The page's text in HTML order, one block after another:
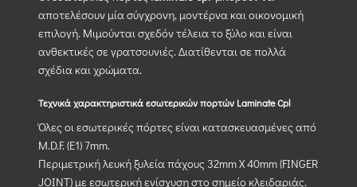
αποτελέσουν μία σύγχρονη, μοντέρνα και οικονομική
επιλογή. Μιμούνται σχεδόν τέλεια το ξύλο και είναι
ανθεκτικές σε γρατσουνιές. Διατίθενται σε πολλά
σχέδια και χρώματα.
Τεχνικά χαρακτηριστικά εσωτερικών πορτών Laminate Cpl
Όλες οι εσωτερικές πόρτες είναι κατασκευασμένες από
M.D.F. (Ε1) 7mm.
Περιμετρική λευκή ξυλεία πάχους 32mm X 40mm (FINGER
JOINT) με εσωτερική ενίσχυση στο σημείο κλειδαριάς.